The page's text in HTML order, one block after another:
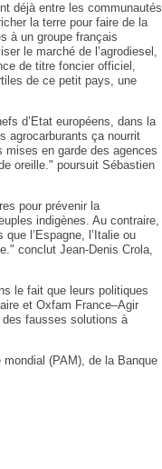
déjà entre les communautés
la terre pour faire de la
à un groupe français
le marché de l’agrodiesel,
de titre foncier officiel,
de ce petit pays, une
d’Etat européens, dans la
agrocarburants ça nourrit
en garde des agences
oreille." poursuit Sébastien
pour prévenir la
indigènes. Au contraire,
l’Espagne, l’Italie ou
conclut Jean-Denis Crola,
le fait que leurs politiques
et Oxfam France–Agir
des fausses solutions à
(PAM), de la Banque